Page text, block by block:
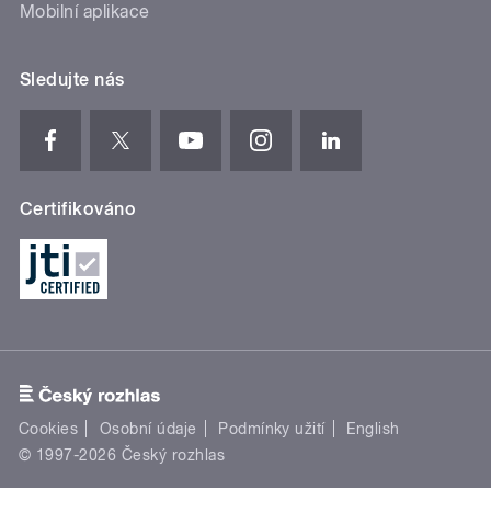
Mobilní aplikace
Sledujte nás
Certifikováno
Cookies Osobní údaje Podmínky užití
English
© 1997-2026 Český rozhlas